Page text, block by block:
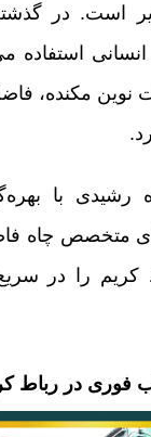
است. در
استفاده
نوین مکنده،
رشیدی با
متخصص چاه
کریم را در
فوری در رباط